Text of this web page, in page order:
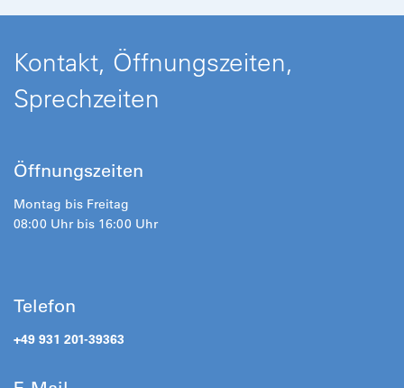
Kontakt, Öffnungszeiten,
Sprechzeiten
Öffnungszeiten
Montag bis Freitag
08:00 Uhr bis 16:00 Uhr
Telefon
+49 931 201-39363